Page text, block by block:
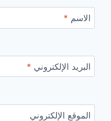
الاسم *
البريد الإلكتروني *
الموقع الإلكتروني